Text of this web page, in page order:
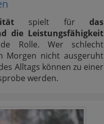
spielt für das
die Leistungsfähigkeit
Rolle. Wer schlecht
Morgen nicht ausgeruht
Alltags können zu einer
werden.